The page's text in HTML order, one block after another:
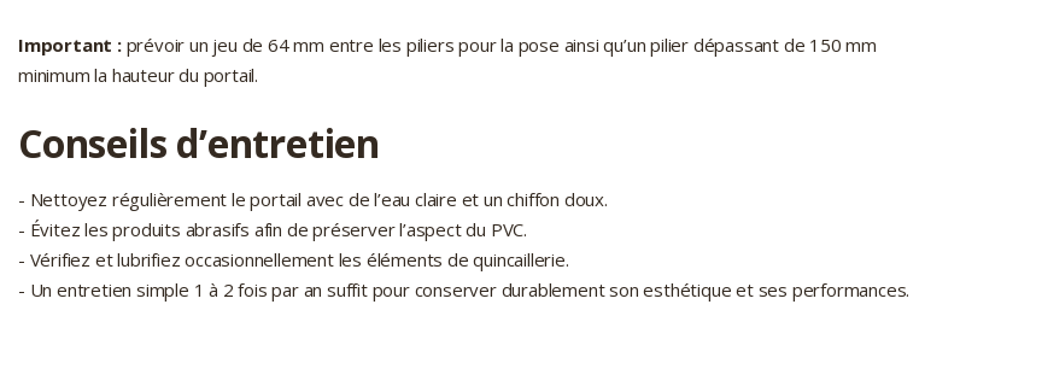
Important :prévoir un jeu de 64 mm entre les piliers pour la pose ainsi qu’un pilier dépassant de 150 mm
minimum la hauteur du portail.
Conseils d’entretien
- Nettoyez régulièrement le portail avec de l’eau claire et un chiffon doux.
- Évitez les produits abrasifs afin de préserver l’aspect du PVC.
- Vérifiez et lubrifiez occasionnellement les éléments de quincaillerie.
- Un entretien simple 1 à 2 fois par an suffit pour conserver durablement son esthétique et ses performances.